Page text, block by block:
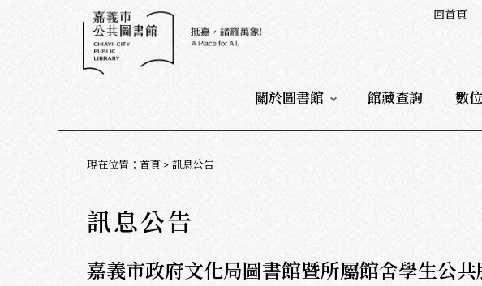
回首頁
關於圖書館 館藏查詢 數
現在位置 ： 首頁 > 訊息公告
訊息公告
嘉義市政府文化局圖書館暨所屬館舍學生公共